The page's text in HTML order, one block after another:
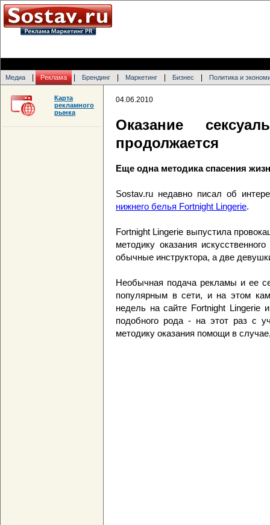
Медиа Реклама Брендинг Маркетинг Бизнес Политика и
04.06.2010
Оказание
продолжается
Еще одна методика спасения
Sostav.ru недавно писал об
нижнего белья Fortnight Lingerie.
Fortnight Lingerie выпустила
методику оказания
обычные инструктора, а две
Необычная подача рекламы и ее
популярным в сети, и на этом
недель на сайте Fortnight Lingerie
подобного рода - на этот раз с
методику оказания помощи в
Карта
рекламного
рынка